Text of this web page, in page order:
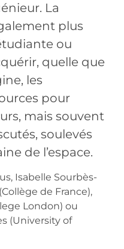
La
plus
ou
quelle que
les
pour
mais souvent
soulevés
de l’espace.
Isabelle Sourbès-
de France),
London) ou
(University of